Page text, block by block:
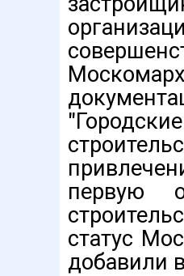
первую
статус
добавили